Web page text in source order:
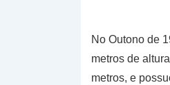
No Outono de
metros de
metros, e